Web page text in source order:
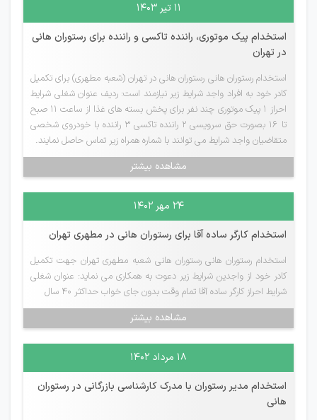
۱۱ تیر ۱۴۰۳
استخدام پیک موتوری، راننده تاکسی و راننده برای رستوران هانی
در تهران
استخدام رستوران هانی رستوران هانی در تهران (شعبه مطهری) برای تکمیل
کادر خود به افراد واجد شرایط زیر نیازمند است: ردیف عنوان شغلی شرایط
احراز 1 پیک موتوری چند نفر برای پخش بسته های غذا از ساعت 11 صبح
تا 16 بصورت حق سرویسی 2 راننده تاکسی 3 راننده با خودروی شخصی
متقاضیان واجد شرایط می توانند با شماره همراه زیر تماس حاصل نمایند.
مشاهده بیشتر
۲۴ مهر ۱۴۰۲
استخدام کارگر ساده آقا برای رستوران هانی در مطهری تهران
استخدام رستوران هانی رستوران هانی شعبه مطهری تهران جهت تکمیل
کادر خود از واجدین شرایط زیر دعوت به همکاری می نماید: عنوان شغلی
شرایط احراز کارگر ساده آقا تمام وقت بدون جای خواب حداکثر 40 سال
مشاهده بیشتر
۱۸ مرداد ۱۴۰۲
استخدام مدیر رستوران با مدرک کارشناسی بازرگانی در رستوران
هانی